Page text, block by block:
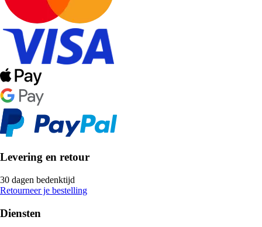
Levering en retour
30 dagen bedenktijd
Retourneer je bestelling
Diensten